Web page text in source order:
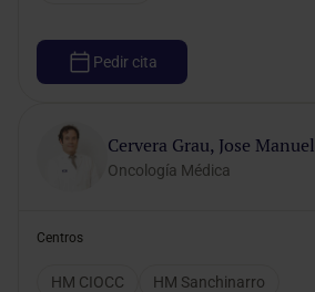
Pedir cita
Cervera Grau, Jose Manuel
Oncología Médica
Centros
HM CIOCC HM Sanchinarro